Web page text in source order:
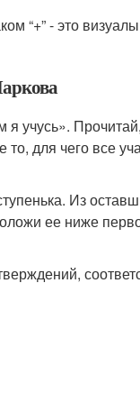
“+” - это
учусь».
для чего все
Из
ее ниже